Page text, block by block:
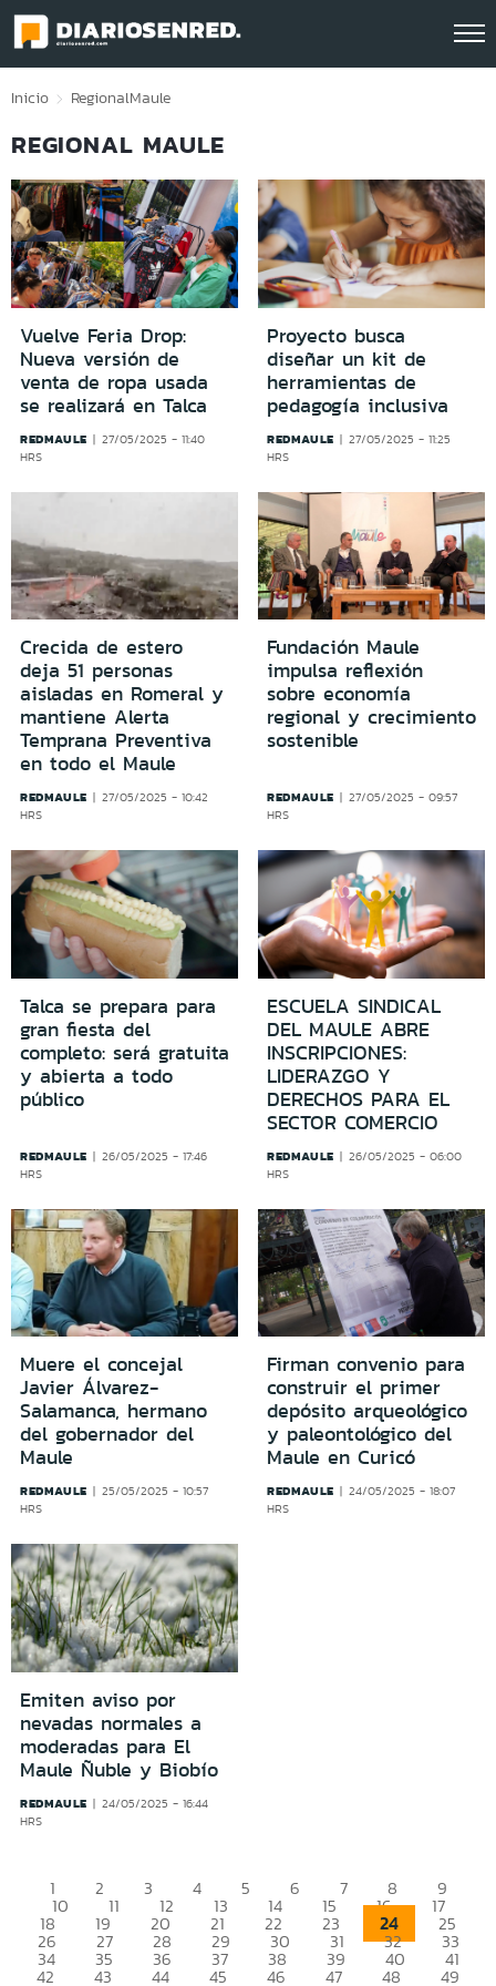
Click acá para ir directamente al contenido
Inicio RegionalMaule
REGIONAL MAULE
Vuelve Feria Drop:
Nueva versión de
venta de ropa usada
se realizará en Talca
REDMAULE
27/05/2025 - 11:40
HRS
Proyecto busca
diseñar un kit de
herramientas de
pedagogía inclusiva
REDMAULE
27/05/2025 - 11:25
HRS
Crecida de estero
deja 51 personas
aisladas en Romeral y
mantiene Alerta
Temprana Preventiva
en todo el Maule
REDMAULE
27/05/2025 - 10:42
HRS
Fundación Maule
impulsa reflexión
sobre economía
regional y crecimiento
sostenible
REDMAULE
27/05/2025 - 09:57
HRS
Talca se prepara para
gran fiesta del
completo: será gratuita
y abierta a todo
público
REDMAULE
26/05/2025 - 17:46
HRS
ESCUELA SINDICAL
DEL MAULE ABRE
INSCRIPCIONES:
LIDERAZGO Y
DERECHOS PARA EL
SECTOR COMERCIO
REDMAULE
26/05/2025 - 06:00
HRS
Muere el concejal
Javier Álvarez-
Salamanca, hermano
del gobernador del
Maule
REDMAULE
25/05/2025 - 10:57
HRS
Firman convenio para
construir el primer
depósito arqueológico
y paleontológico del
Maule en Curicó
REDMAULE
24/05/2025 - 18:07
HRS
Emiten aviso por
nevadas normales a
moderadas para El
Maule Ñuble y Biobío
REDMAULE
24/05/2025 - 16:44
HRS
1 2 3 4 5 6 7 8 9
10 11 12 13 14 15 16 17
18 19 20 21 22 23 24 25
26 27 28 29 30 31 32 33
34 35 36 37 38 39 40 41
42 43 44 45 46 47 48 49